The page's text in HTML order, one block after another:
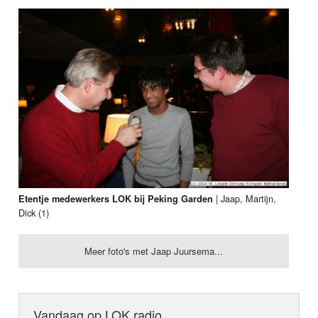
Etentje medewerkers LOK bij Peking Garden | Jaap, Martijn,
Dick (1)
Meer foto's met Jaap Juursema...